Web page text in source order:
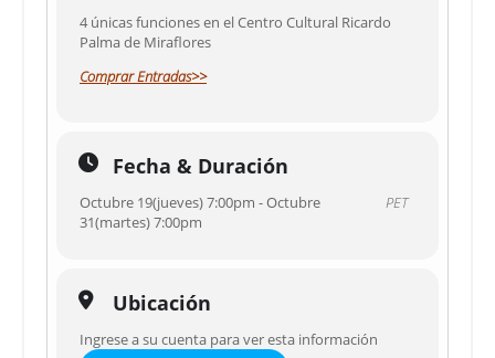
4 únicas funciones en el Centro Cultural Ricardo
Palma de Miraflores
Comprar Entradas>>
Fecha & Duración
Octubre 19(jueves) 7:00pm - Octubre
31(martes) 7:00pm
PET
Ubicación
Ingrese a su cuenta para ver esta información